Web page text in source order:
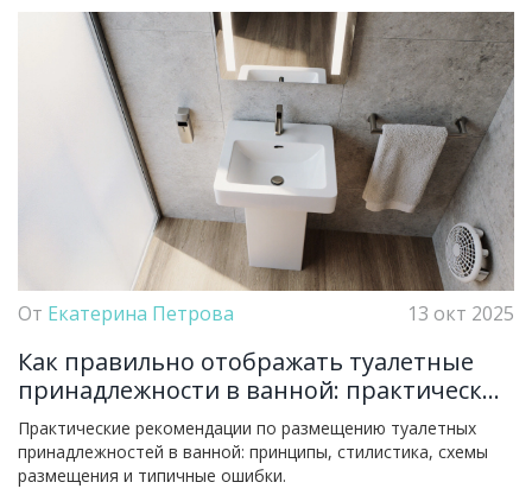
От Екатерина Петрова 13 окт 2025
Как правильно отображать туалетные
принадлежности в ванной: практические
советы
Практические рекомендации по размещению туалетных
принадлежностей в ванной: принципы, стилистика, схемы
размещения и типичные ошибки.